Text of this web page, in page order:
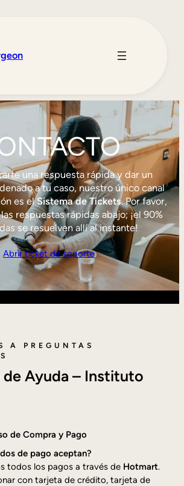
una respuesta rápida y dar un
a tu caso, nuestro único canal
es elSistema de Tickets. Por favor,
respuestas rápidas abajo; ¡el 90%
se resuelven allí al instante!
Abrir ticket de soporte
A PREGUNTAS
Ayuda – Instituto
de Compra y Pago
de pago aceptan?
todos los pagos a través de Hotmart.
con tarjeta de crédito, tarjeta de